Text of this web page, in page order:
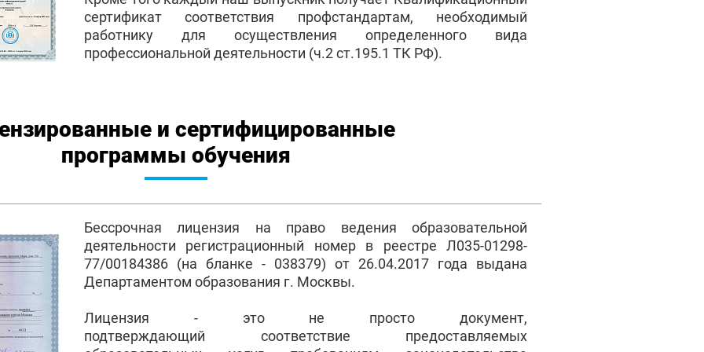
сертификат соответствия профстандартам, необходимый
работнику для осуществления определенного вида
профессиональной деятельности (ч.2 ст.195.1 ТК РФ).
и сертифицированные
программы обучения
Бессрочная лицензия на право ведения образовательной
деятельности регистрационный номер в реестре Л035-01298-
77/00184386 (на бланке - 038379) от 26.04.2017 года выдана
Департаментом образования г. Москвы.
Лицензия - это не просто документ,
подтверждающий соответствие предоставляемых